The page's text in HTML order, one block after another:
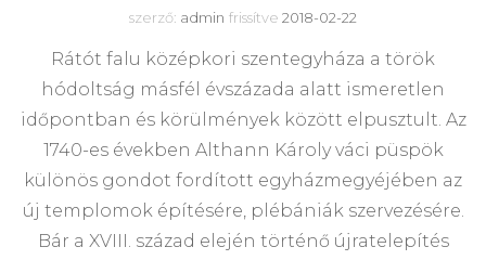
szerző: admin frissítve 2018-02-22
Rátót falu középkori szentegyháza a török
hódoltság másfél évszázada alatt ismeretlen
időpontban és körülmények között elpusztult. Az
1740-es években Althann Károly váci püspök
különös gondot fordított egyházmegyéjében az
új templomok építésére, plébániák szervezésére.
Bár a XVIII. század elején történő újratelepítés